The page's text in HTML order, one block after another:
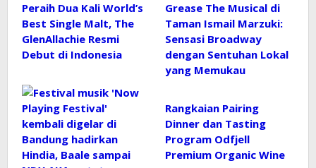
Peraih Dua Kali World’s
Best Single Malt, The
GlenAllachie Resmi
Debut di Indonesia
Grease The Musical di
Taman Ismail Marzuki:
Sensasi Broadway
dengan Sentuhan Lokal
yang Memukau
Rangkaian Pairing
Dinner dan Tasting
Program Odfjell
Premium Organic Wine